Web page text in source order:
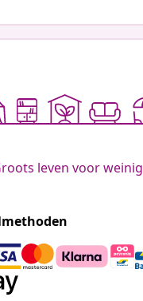
leven voor weinig